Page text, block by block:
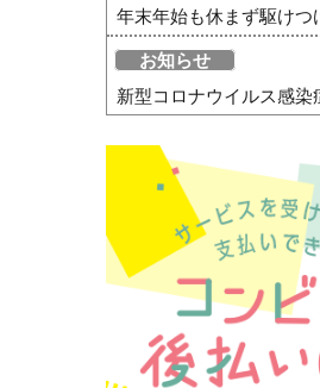
年末年始も休まず駆けつ
お知らせ
新型コロナウイルス感染